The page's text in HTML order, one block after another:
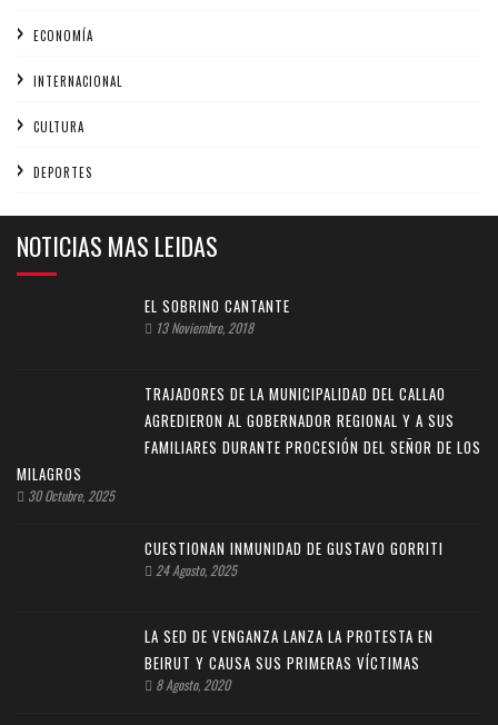
ECONOMÍA
INTERNACIONAL
CULTURA
DEPORTES
NOTICIAS MAS LEIDAS
EL SOBRINO CANTANTE
13 Noviembre, 2018
TRAJADORES DE LA MUNICIPALIDAD DEL CALLAO
AGREDIERON AL GOBERNADOR REGIONAL Y A SUS
FAMILIARES DURANTE PROCESIÓN DEL SEÑOR DE LOS
MILAGROS
30 Octubre, 2025
CUESTIONAN INMUNIDAD DE GUSTAVO GORRITI
24 Agosto, 2025
LA SED DE VENGANZA LANZA LA PROTESTA EN
BEIRUT Y CAUSA SUS PRIMERAS VÍCTIMAS
8 Agosto, 2020